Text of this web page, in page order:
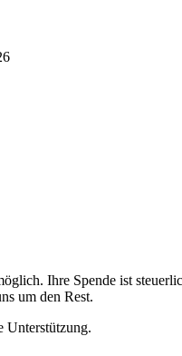
Ihre Spende ist
um den Rest.
Unterstützung.